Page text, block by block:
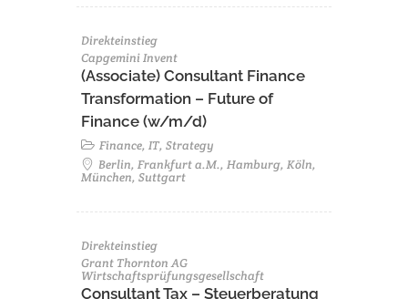
Direkteinstieg
Capgemini Invent
(Associate) Consultant Finance
Transformation – Future of
Finance (w/m/d)
Finance, IT, Strategy
Berlin, Frankfurt a.M., Hamburg, Köln,
München, Suttgart
Direkteinstieg
Grant Thornton AG
Wirtschaftsprüfungsgesellschaft
Consultant Tax – Steuerberatung